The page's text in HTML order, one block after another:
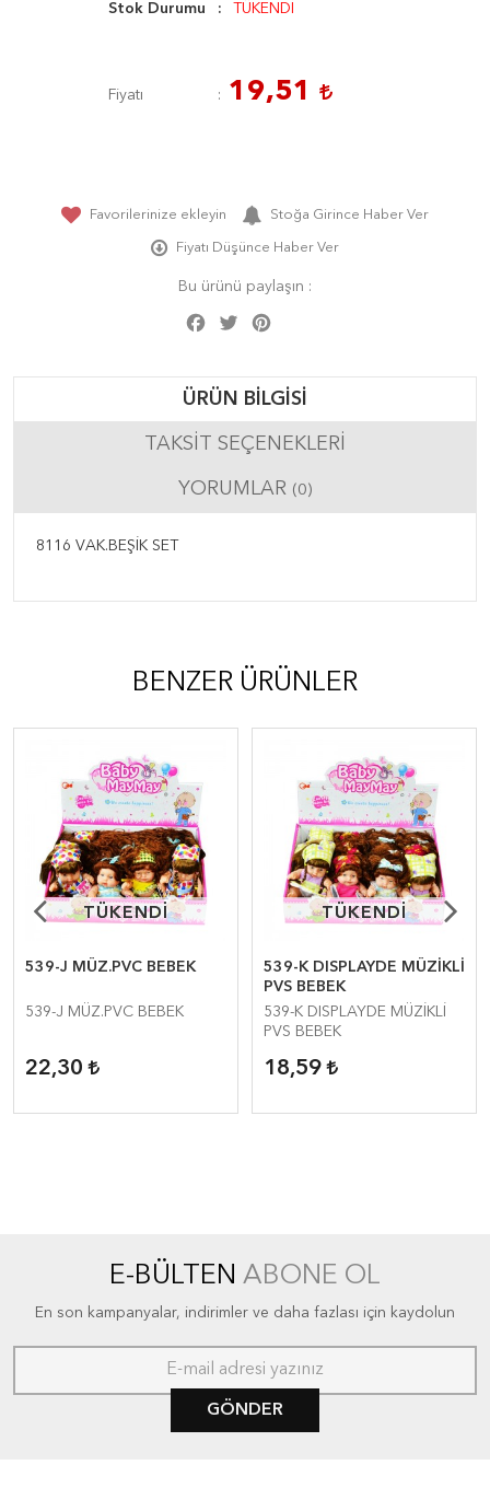
Stok Durumu
TÜKENDİ
Fiyatı 19,51
Favorilerinize ekleyin Stoğa Girince Haber Ver
Fiyatı Düşünce Haber Ver
Bu ürünü paylaşın :
Facebook
Twitter
ÜRÜN BILGISI
TAKSIT SEÇENEKLERI
YORUMLAR (0)
8116 VAK.BEŞİK SET
BENZER ÜRÜNLER
TÜKENDİ
TÜKENDİ
539-J MÜZ.PVC BEBEK
539-J MÜZ.PVC BEBEK
22,30
TÜKENDİ
TÜKENDİ
539-K DISPLAYDE MÜZİKLİ
PVS BEBEK
539-K DISPLAYDE MÜZİKLİ
PVS BEBEK
18,59
E-BÜLTEN ABONE OL
En son kampanyalar, indirimler ve daha fazlası için kaydolun
GÖNDER